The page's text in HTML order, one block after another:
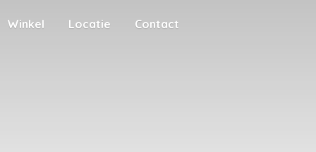
Winkel Locatie Contact